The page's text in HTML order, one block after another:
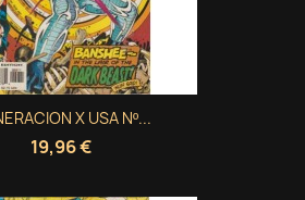
X USA Nº...
19,96 €